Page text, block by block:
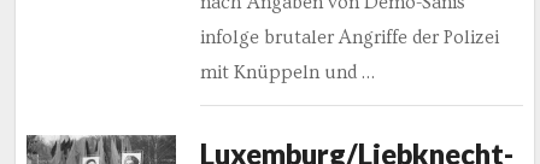
infolge brutaler Angriffe der Polizei
mit Knüppeln und …
Luxemburg/Liebknecht-